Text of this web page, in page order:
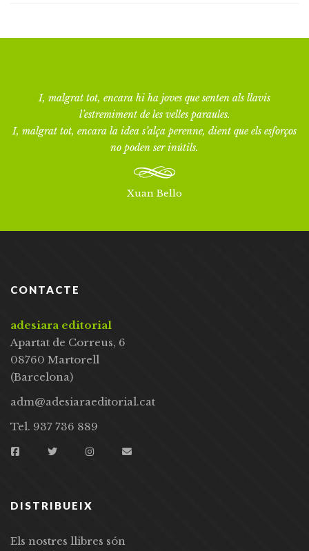
I, malgrat tot, encara hi ha joves que senten als llavis
l’estremiment de les velles paraules.
I, malgrat tot, encara la idea s’alça perenne, dient que els esforços
no poden ser inútils.
Xuan Bello
CONTACTE
adesiara editorial
Apartat de Correus, 6
08760 Martorell
(Barcelona)
adm@adesiaraeditorial.cat
Tel. 937 736 889
DISTRIBUEIX
Els nostres llibres són